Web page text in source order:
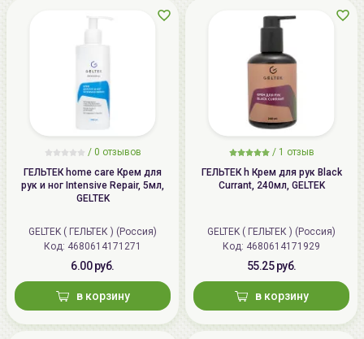
/ 0 отзывов
ГЕЛЬТЕК home care Крем для
рук и ног Intensive Repair, 5мл,
GELTEK
GELTEK ( ГЕЛЬТЕК ) (Россия)
Код: 4680614171271
6.00 руб.
в корзину
/ 1 отзыв
ГЕЛЬТЕК h Крем для рук Black
Currant, 240мл, GELTEK
GELTEK ( ГЕЛЬТЕК ) (Россия)
Код: 4680614171929
55.25 руб.
в корзину